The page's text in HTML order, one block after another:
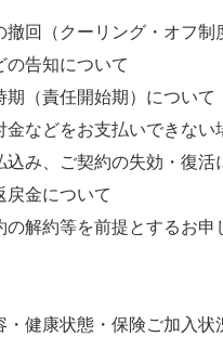
撤回（クーリング・オフ制
の告知について
期（責任開始期）について
金などをお支払いできない
込み、ご契約の失効・復活
戻金について
の解約等を前提とするお申
・健康状態・保険ご加入